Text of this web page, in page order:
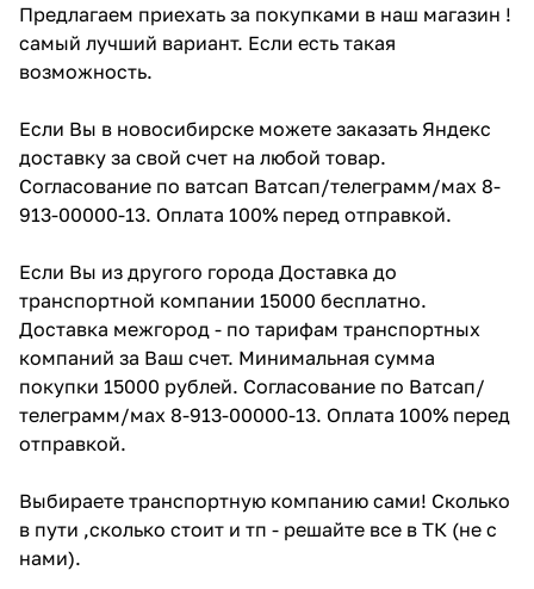
Предлагаем приехать за покупками в наш магазин !
самый лучший вариант. Если есть такая
возможность.
Если Вы в новосибирске можете заказать Яндекс
доставку за свой счет на любой товар.
Согласование по ватсап Ватсап/телеграмм/мах 8-
913-00000-13. Оплата 100% перед отправкой.
Если Вы из другого города Доставка до
транспортной компании 15000 бесплатно.
Доставка межгород - по тарифам транспортных
компаний за Ваш счет. Минимальная сумма
покупки 15000 рублей. Согласование по Ватсап/
телеграмм/мах 8-913-00000-13. Оплата 100% перед
отправкой.
Выбираете транспортную компанию сами! Сколько
в пути ,сколько стоит и тп - решайте все в ТК (не с
нами).